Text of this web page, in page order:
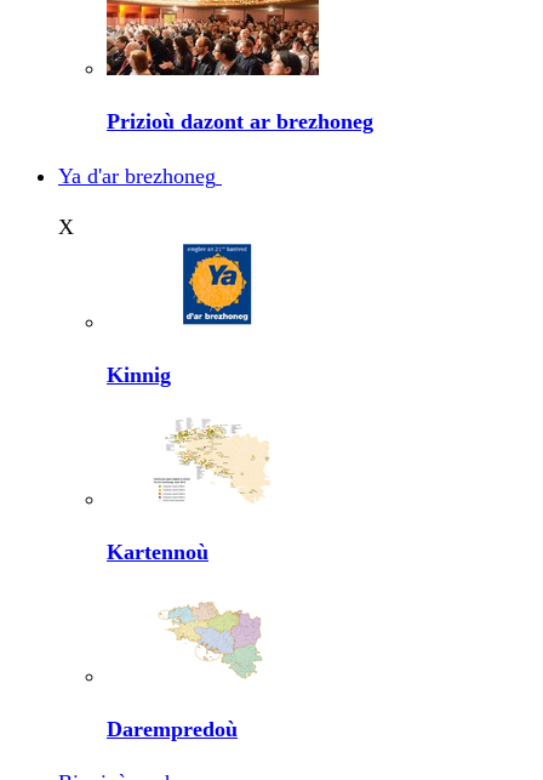
Prizioù dazont ar brezhoneg
Ya d'ar brezhoneg
X
Kinnig
Kartennoù
Darempredoù